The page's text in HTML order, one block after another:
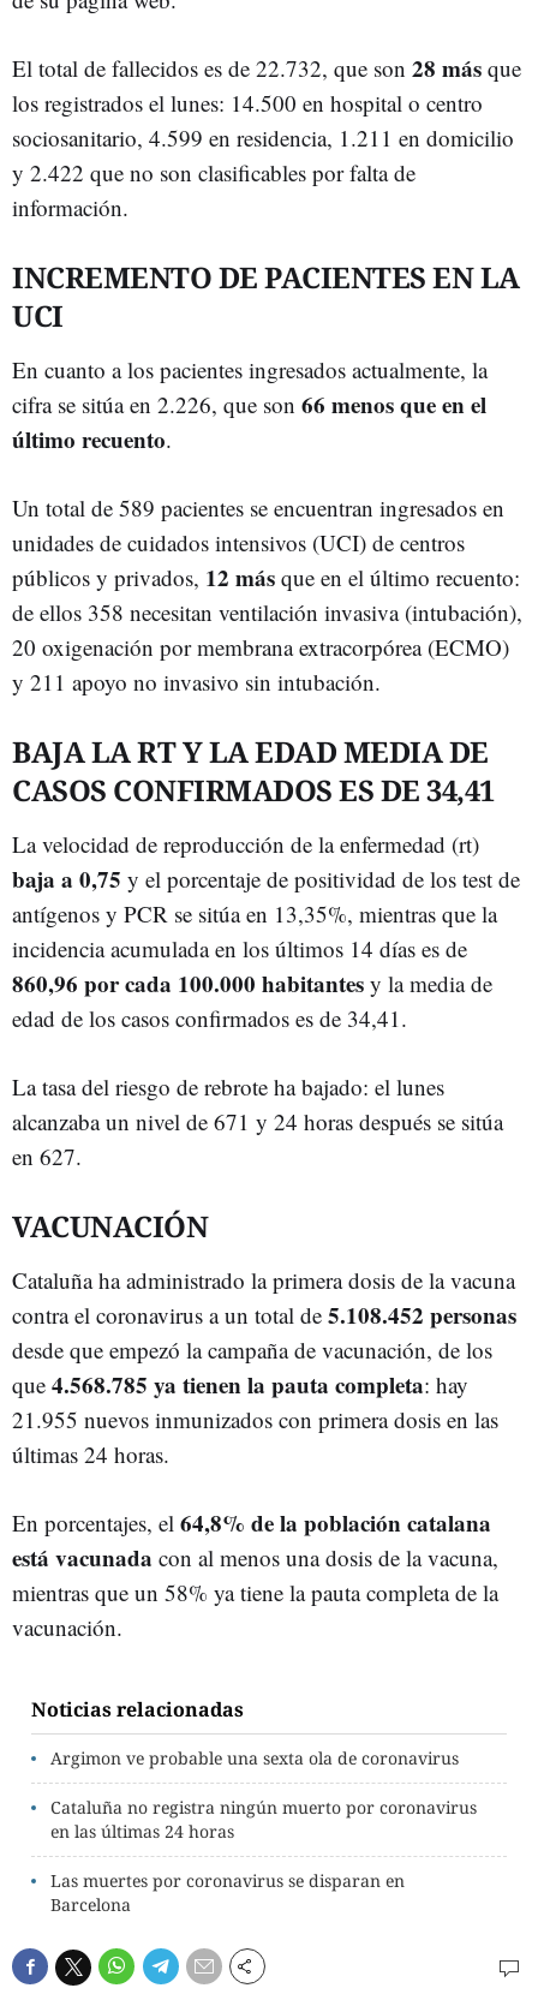
El total de fallecidos es de 22.732, que son 28 más que
los registrados el lunes: 14.500 en hospital o centro
sociosanitario, 4.599 en residencia, 1.211 en domicilio
y 2.422 que no son clasificables por falta de
información.
INCREMENTO DE PACIENTES EN LA
UCI
En cuanto a los pacientes ingresados actualmente, la
cifra se sitúa en 2.226, que son 66 menos que en el
último recuento.
Un total de 589 pacientes se encuentran ingresados en
unidades de cuidados intensivos (UCI) de centros
públicos y privados, 12 más que en el último recuento:
de ellos 358 necesitan ventilación invasiva (intubación),
20 oxigenación por membrana extracorpórea (ECMO)
y 211 apoyo no invasivo sin intubación.
BAJA LA RT Y LA EDAD MEDIA DE
CASOS CONFIRMADOS ES DE 34,41
La velocidad de reproducción de la enfermedad (rt)
baja a 0,75 y el porcentaje de positividad de los test de
antígenos y PCR se sitúa en 13,35%, mientras que la
incidencia acumulada en los últimos 14 días es de
860,96 por cada 100.000 habitantes y la media de
edad de los casos confirmados es de 34,41.
La tasa del riesgo de rebrote ha bajado: el lunes
alcanzaba un nivel de 671 y 24 horas después se sitúa
en 627.
VACUNACIÓN
Cataluña ha administrado la primera dosis de la vacuna
contra el coronavirus a un total de 5.108.452 personas
desde que empezó la campaña de vacunación, de los
que 4.568.785 ya tienen la pauta completa: hay
21.955 nuevos inmunizados con primera dosis en las
últimas 24 horas.
En porcentajes, el 64,8% de la población catalana
está vacunada con al menos una dosis de la vacuna,
mientras que un 58% ya tiene la pauta completa de la
vacunación.
Noticias relacionadas
Argimon ve probable una sexta ola de coronavirus
Cataluña no registra ningún muerto por coronavirus
en las últimas 24 horas
Las muertes por coronavirus se disparan en
Barcelona